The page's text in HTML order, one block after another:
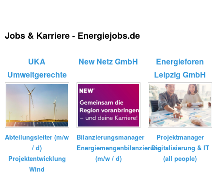
Jobs & Karriere - Energiejobs.de
UKA
Umweltgerechte
Kraftanlagen
GmbH ...
Abteilungsleiter (m/w
/ d)
Projektentwicklung
Wind
New Netz GmbH
Bilanzierungsmanager
Energiemengenbilanzierung
(m/w / d)
Energieforen
Leipzig GmbH
Projektmanager
Digitalisierung & IT
(all people)